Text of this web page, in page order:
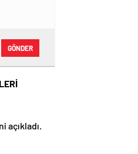
GÖNDER
açıkladı.